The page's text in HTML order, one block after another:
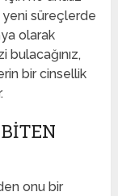
yeni süreçlerde
olarak
bir cinsellik
onu bir